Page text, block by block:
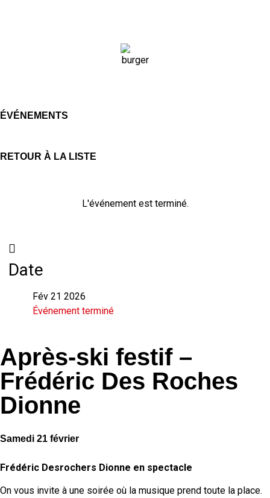
ÉVÉNEMENTS
RETOUR À LA LISTE
L'événement est terminé.
Date
Fév 21 2026
Événement terminé
Après-ski festif –
Frédéric Des Roches
Dionne
Samedi 21 février
Frédéric Desrochers Dionne en spectacle
On vous invite à une soirée où la musique prend toute la place.